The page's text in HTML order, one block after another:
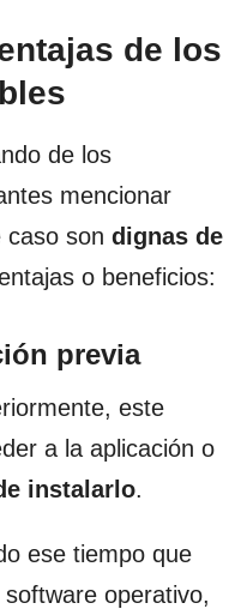
de los
de los
mencionar
caso son dignas de
o beneficios:
previa
este
a la aplicación o
instalarlo.
ese tiempo que
operativo,